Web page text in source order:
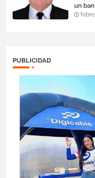
un
PUBLICIDAD